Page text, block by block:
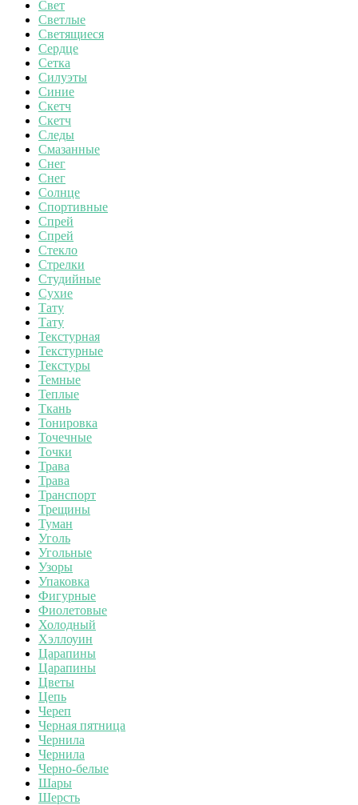
Свет
Светлые
Светящиеся
Сердце
Сетка
Силуэты
Синие
Скетч
Скетч
Следы
Смазанные
Снег
Снег
Солнце
Спортивные
Спрей
Спрей
Стекло
Стрелки
Студийные
Сухие
Тату
Тату
Текстурная
Текстурные
Текстуры
Темные
Теплые
Ткань
Тонировка
Точечные
Точки
Трава
Трава
Транспорт
Трещины
Туман
Уголь
Угольные
Узоры
Упаковка
Фигурные
Фиолетовые
Холодный
Хэллоуин
Царапины
Царапины
Цветы
Цепь
Череп
Черная пятница
Чернила
Чернила
Черно-белые
Шары
Шерсть